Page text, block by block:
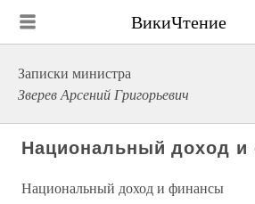
ВикиЧтение
Записки министра
Зверев Арсений Григорьевич
Национальный доход
Национальный доход и финансы